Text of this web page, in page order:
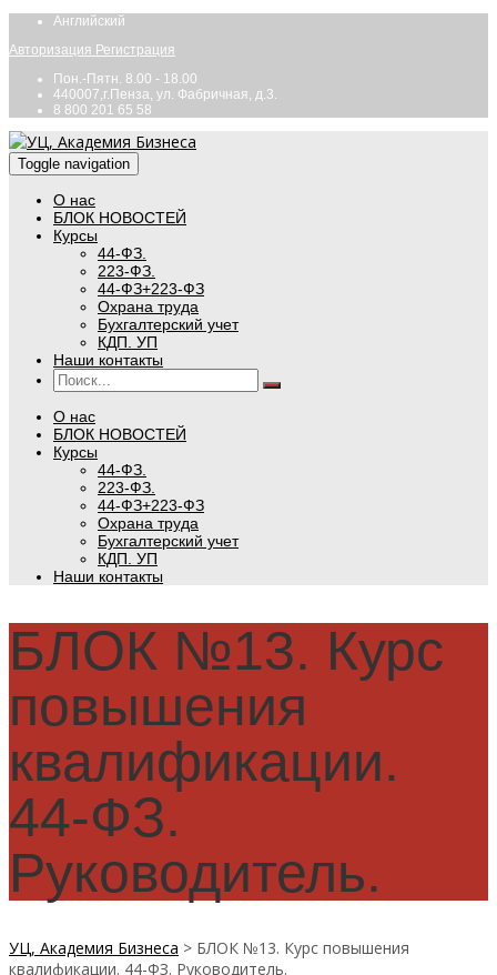
Английский
Авторизация Регистрация
Пон.-Пятн. 8.00 - 18.00
440007,г.Пенза, ул. Фабричная, д.3.
8 800 201 65 58
Toggle navigation
О нас
БЛОК НОВОСТЕЙ
Курсы
44-ФЗ.
223-ФЗ.
44-ФЗ+223-ФЗ
Охрана труда
Бухгалтерский учет
КДП. УП
Наши контакты
О нас
БЛОК НОВОСТЕЙ
Курсы
44-ФЗ.
223-ФЗ.
44-ФЗ+223-ФЗ
Охрана труда
Бухгалтерский учет
КДП. УП
Наши контакты
БЛОК №13. Курс
повышения
квалификации.
44-ФЗ.
Руководитель.
УЦ, Академия Бизнеса > БЛОК №13. Курс повышения
квалификации. 44-ФЗ. Руководитель.